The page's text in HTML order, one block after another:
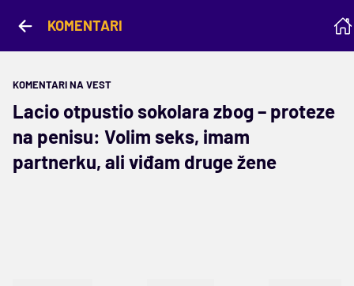
KOMENTARI
KOMENTARI NA VEST
Lacio otpustio sokolara zbog – proteze
na penisu: Volim seks, imam
partnerku, ali viđam druge žene